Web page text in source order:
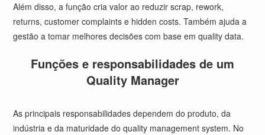
Além disso, a função cria valor ao reduzir scrap, rework,
returns, customer complaints e hidden costs. Também ajuda a
gestão a tomar melhores decisões com base em quality data.
Funções e responsabilidades de um
Quality Manager
As principais responsabilidades dependem do produto, da
indústria e da maturidade do quality management system. No